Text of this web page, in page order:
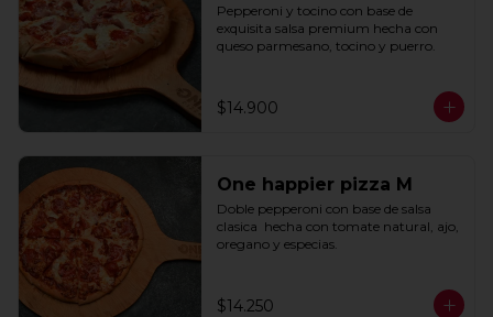
Pepperoni y tocino con base de
exquisita salsa premium hecha con
queso parmesano, tocino y puerro.
$14.900
One happier pizza M
Doble pepperoni con base de salsa
clasica  hecha con tomate natural, ajo,
oregano y especias.
$14.250